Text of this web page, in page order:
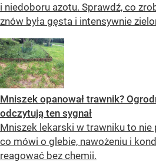
i niedoboru azotu. Sprawdź, co
znów była gęsta i intensywnie
Mniszek opanował trawnik?
odczytują ten sygnał
Mniszek lekarski w trawniku to nie
co mówi o glebie, nawożeniu i
reagować bez chemii.